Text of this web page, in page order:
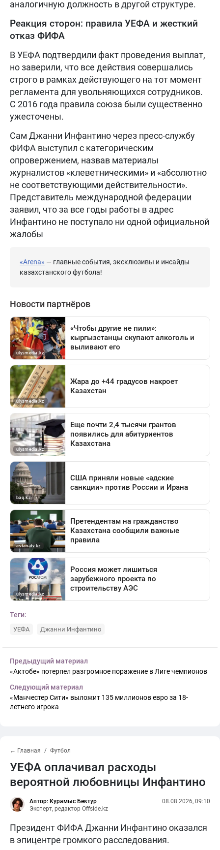
аналогичную должность в другой структуре.
Реакция сторон: правила УЕФА и жесткий
отказ ФИФА
В УЕФА подтвердили факт проведения выплат,
но заверили, что все действия совершались
строго в рамках действующего на тот момент
регламента для увольняющихся сотрудников.
С 2016 года правила союза были существенно
ужесточены.
Сам Джанни Инфантино через пресс-службу
ФИФА выступил с категорическим
опровержением, назвав материалы
журналистов «клеветническими» и «абсолютно
не соответствующими действительности».
Представитель международной федерации
заявил, что за все годы работы в адрес
Инфантино не поступало ни одной официальной
жалобы
«Arena» — главные события, эксклюзивы и инсайды
казахстанского футбола!
Теги:
УЕФА Джанни Инфантино
Предыдущий материал
«Актобе» потерпел разгромное поражение в Лиге чемпионов
Следующий материал
«Манчестер Сити» выложит 135 миллионов евро за 18-
летнего игрока
← Главная Футбол
УЕФА оплачивал расходы
вероятной любовницы Инфантино
Автор: Курамыс Бектур
Эксперт, редактор Offside.kz
08.08.2026, 09:10
Президент ФИФА Джанни Инфантино оказался
в эпицентре громкого расследования.